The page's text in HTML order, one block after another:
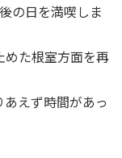
の日を満喫しま
めた根室方面を再
えず時間があっ